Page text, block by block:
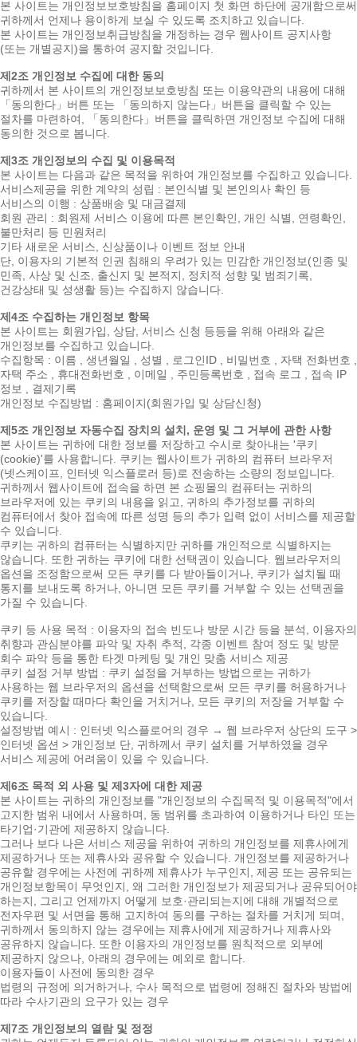
본 사이트는 개인정보보호방침을 홈페이지 첫 화면 하단에 공개함으로써
귀하께서 언제나 용이하게 보실 수 있도록 조치하고 있습니다.
본 사이트는 개인정보취급방침을 개정하는 경우 웹사이트 공지사항
(또는 개별공지)을 통하여 공지할 것입니다.
제2조 개인정보 수집에 대한 동의
귀하께서 본 사이트의 개인정보보호방침 또는 이용약관의 내용에 대해
「동의한다」버튼 또는 「동의하지 않는다」버튼을 클릭할 수 있는
절차를 마련하여, 「동의한다」버튼을 클릭하면 개인정보 수집에 대해
동의한 것으로 봅니다.
제3조 개인정보의 수집 및 이용목적
본 사이트는 다음과 같은 목적을 위하여 개인정보를 수집하고 있습니다.
서비스제공을 위한 계약의 성립 : 본인식별 및 본인의사 확인 등
서비스의 이행 : 상품배송 및 대금결제
회원 관리 : 회원제 서비스 이용에 따른 본인확인, 개인 식별, 연령확인,
불만처리 등 민원처리
기타 새로운 서비스, 신상품이나 이벤트 정보 안내
단, 이용자의 기본적 인권 침해의 우려가 있는 민감한 개인정보(인종 및
민족, 사상 및 신조, 출신지 및 본적지, 정치적 성향 및 범죄기록,
건강상태 및 성생활 등)는 수집하지 않습니다.
제4조 수집하는 개인정보 항목
본 사이트는 회원가입, 상담, 서비스 신청 등등을 위해 아래와 같은
개인정보를 수집하고 있습니다.
수집항목 : 이름 , 생년월일 , 성별 , 로그인ID , 비밀번호 , 자택 전화번호 ,
자택 주소 , 휴대전화번호 , 이메일 , 주민등록번호 , 접속 로그 , 접속 IP
정보 , 결제기록
개인정보 수집방법 : 홈페이지(회원가입 및 상담신청)
제5조 개인정보 자동수집 장치의 설치, 운영 및 그 거부에 관한 사항
본 사이트는 귀하에 대한 정보를 저장하고 수시로 찾아내는 '쿠키
(cookie)'를 사용합니다. 쿠키는 웹사이트가 귀하의 컴퓨터 브라우저
(넷스케이프, 인터넷 익스플로러 등)로 전송하는 소량의 정보입니다.
귀하께서 웹사이트에 접속을 하면 본 쇼핑몰의 컴퓨터는 귀하의
브라우저에 있는 쿠키의 내용을 읽고, 귀하의 추가정보를 귀하의
컴퓨터에서 찾아 접속에 따른 성명 등의 추가 입력 없이 서비스를 제공할
수 있습니다.
쿠키는 귀하의 컴퓨터는 식별하지만 귀하를 개인적으로 식별하지는
않습니다. 또한 귀하는 쿠키에 대한 선택권이 있습니다. 웹브라우저의
옵션을 조정함으로써 모든 쿠키를 다 받아들이거나, 쿠키가 설치될 때
통지를 보내도록 하거나, 아니면 모든 쿠키를 거부할 수 있는 선택권을
가질 수 있습니다.
쿠키 등 사용 목적 : 이용자의 접속 빈도나 방문 시간 등을 분석, 이용자의
취향과 관심분야를 파악 및 자취 추적, 각종 이벤트 참여 정도 및 방문
회수 파악 등을 통한 타겟 마케팅 및 개인 맞춤 서비스 제공
쿠키 설정 거부 방법 : 쿠키 설정을 거부하는 방법으로는 귀하가
사용하는 웹 브라우저의 옵션을 선택함으로써 모든 쿠키를 허용하거나
쿠키를 저장할 때마다 확인을 거치거나, 모든 쿠키의 저장을 거부할 수
있습니다.
설정방법 예시 : 인터넷 익스플로어의 경우 → 웹 브라우저 상단의 도구 >
인터넷 옵션 > 개인정보 단, 귀하께서 쿠키 설치를 거부하였을 경우
서비스 제공에 어려움이 있을 수 있습니다.
제6조 목적 외 사용 및 제3자에 대한 제공
본 사이트는 귀하의 개인정보를 "개인정보의 수집목적 및 이용목적"에서
고지한 범위 내에서 사용하며, 동 범위를 초과하여 이용하거나 타인 또는
타기업·기관에 제공하지 않습니다.
그러나 보다 나은 서비스 제공을 위하여 귀하의 개인정보를 제휴사에게
제공하거나 또는 제휴사와 공유할 수 있습니다. 개인정보를 제공하거나
공유할 경우에는 사전에 귀하께 제휴사가 누구인지, 제공 또는 공유되는
개인정보항목이 무엇인지, 왜 그러한 개인정보가 제공되거나 공유되어야
하는지, 그리고 언제까지 어떻게 보호·관리되는지에 대해 개별적으로
전자우편 및 서면을 통해 고지하여 동의를 구하는 절차를 거치게 되며,
귀하께서 동의하지 않는 경우에는 제휴사에게 제공하거나 제휴사와
공유하지 않습니다. 또한 이용자의 개인정보를 원칙적으로 외부에
제공하지 않으나, 아래의 경우에는 예외로 합니다.
이용자들이 사전에 동의한 경우
법령의 규정에 의거하거나, 수사 목적으로 법령에 정해진 절차와 방법에
따라 수사기관의 요구가 있는 경우
제7조 개인정보의 열람 및 정정